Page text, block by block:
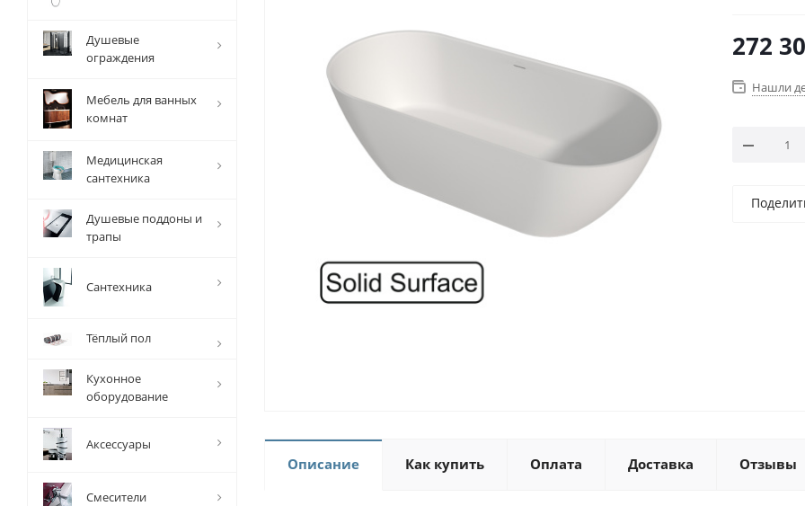
272
Нашли
Описание Как купить Оплата Доставка Отзывы
Душевые
ограждения
Мебель для ванных
комнат
Медицинская
сантехника
Душевые поддоны и
трапы
Сантехника
Тёплый пол
Кухонное
оборудование
Аксессуары
Смесители